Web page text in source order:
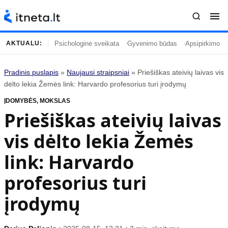
Turinys
Naujausi straipsniai
Gyvenimas
Įdomybės
Mada
Mokslas
Namai ir interjeras
Temos
Kulinarija
Technologijos
Gyvenimo būdas
Vasaros mada
Tėvai ir vaikai
Populiaru
AKTUALU: Psichologinė sveikata Gyvenimo būdas Apsipirkimo
Pradinis puslapis » Naujausi straipsniai » Priešiškas ateivių laivas vis
dėlto lekia Žemės link: Harvardo profesorius turi įrodymų
ĮDOMYBĖS, MOKSLAS
Priešiškas ateivių laivas
vis dėlto lekia Žemės
link: Harvardo
profesorius turi
įrodymų